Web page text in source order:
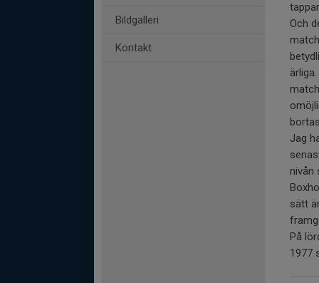
Bildgalleri
Kontakt
Och
Jag
nivån
sätt
På
1977